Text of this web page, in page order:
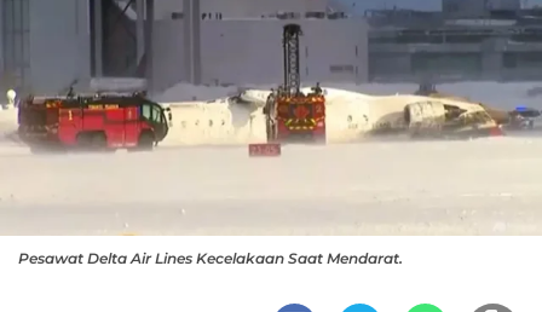
Pesawat Delta Air Lines Kecelakaan Saat Mendarat.